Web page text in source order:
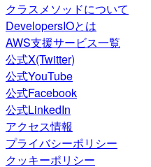
クラスメソッドについて
DevelopersIOとは
AWS支援サービス一覧
公式X(Twitter)
公式YouTube
公式Facebook
公式LinkedIn
アクセス情報
プライバシーポリシー
クッキーポリシー